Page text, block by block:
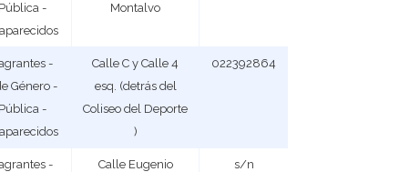
-
Montalvo
-
Género -
-
Calle C y Calle 4
esq. (detrás del
Coliseo del Deporte
)
022392864
-
Calle Eugenio
s/n